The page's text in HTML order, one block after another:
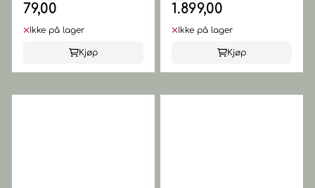
79,00
Ikke på lager
Kjøp
1.899,00
Ikke på lager
Kjøp